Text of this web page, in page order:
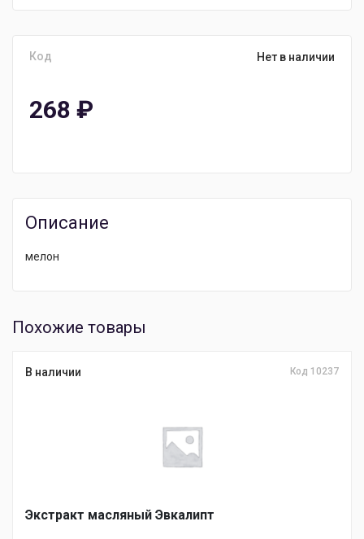
Код Нет в наличии
268 ₽
Описание
мелон
Похожие товары
В наличии Код 10237
Экстракт масляный Эвкалипт